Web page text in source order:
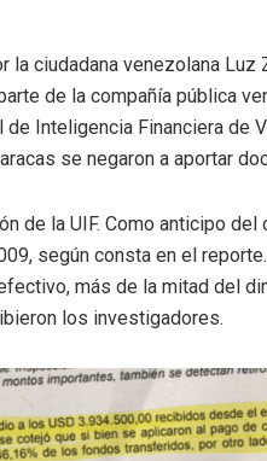
ciudadana venezolana
de la compañía pública
Inteligencia Financiera
se negaron a aportar
de la UIF. Como anticipo
según consta en el
más de la mitad del
los investigadores.